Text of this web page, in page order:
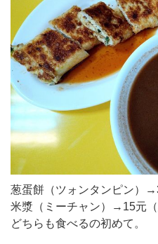
葱蛋餅（ツォンタンピン）
米漿（ミーチャン）→15元（
どちらも食べるの初めて。